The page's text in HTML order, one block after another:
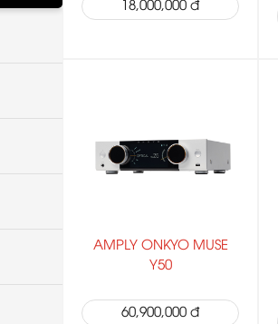
18,000,000 đ
AMPLY ONKYO MUSE
Y50
60,900,000 đ